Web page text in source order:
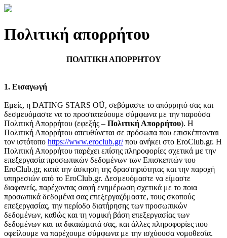
Πολιτική απορρήτου
ΠΟΛΙΤΙΚΗ ΑΠΟΡΡΗΤΟΥ
1. Εισαγωγή
Εμείς, η DATING STARS OÜ, σεβόμαστε το απόρρητό σας και
δεσμευόμαστε να το προστατεύουμε σύμφωνα με την παρούσα
Πολιτική Απορρήτου (εφεξής – Πολιτική Απορρήτου). Η
Πολιτική Απορρήτου απευθύνεται σε πρόσωπα που επισκέπτονται
τον ιστότοπο https://www.eroclub.gr/που ανήκει στο EroClub.gr. Η
Πολιτική Απορρήτου παρέχει επίσης πληροφορίες σχετικά με την
επεξεργασία προσωπικών δεδομένων των Επισκεπτών του
EroClub.gr, κατά την άσκηση της δραστηριότητας και την παροχή
υπηρεσιών από το EroClub.gr. Δεσμευόμαστε να είμαστε
διαφανείς, παρέχοντας σαφή ενημέρωση σχετικά με το ποια
προσωπικά δεδομένα σας επεξεργαζόμαστε, τους σκοπούς
επεξεργασίας, την περίοδο διατήρησης των προσωπικών
δεδομένων, καθώς και τη νομική βάση επεξεργασίας των
δεδομένων και τα δικαιώματά σας, και άλλες πληροφορίες που
οφείλουμε να παρέχουμε σύμφωνα με την ισχύουσα νομοθεσία.